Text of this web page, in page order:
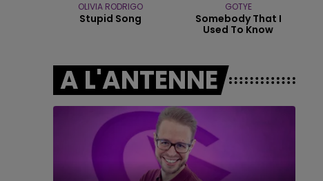
OLIVIA RODRIGO
Stupid Song
GOTYE
Somebody That I
Used To Know
A L'ANTENNE